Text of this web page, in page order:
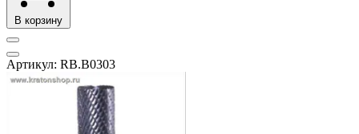
В корзину
Артикул: RB.B0303